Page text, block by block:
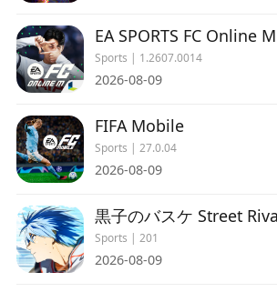
EA SPORTS FC Online M
Sports | 1.2607.0014
2026-08-09
FIFA Mobile
Sports | 27.0.04
2026-08-09
黒子のバスケ Street
Sports | 201
2026-08-09